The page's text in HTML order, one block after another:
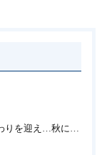
もうすぐ9月★夏休みも終わりを迎え…秋になったら新しいことを始めよう♪大人の趣味に書道なら青霄書法会へ！